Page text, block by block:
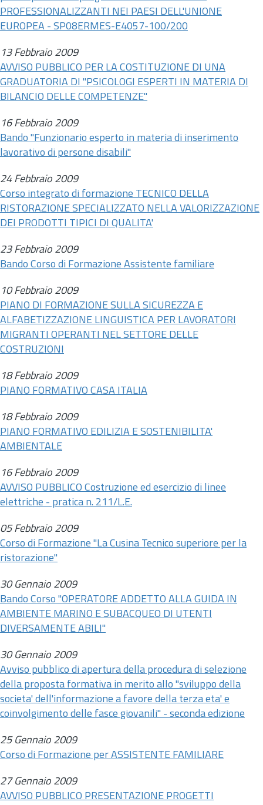
PROFESSIONALIZZANTI NEI PAESI DELL'UNIONE
EUROPEA - SP08ERMES-E4057-100/200
13 Febbraio 2009
AVVISO PUBBLICO PER LA COSTITUZIONE DI UNA
GRADUATORIA DI "PSICOLOGI ESPERTI IN MATERIA DI
BILANCIO DELLE COMPETENZE"
16 Febbraio 2009
Bando "Funzionario esperto in materia di inserimento
lavorativo di persone disabili"
24 Febbraio 2009
Corso integrato di formazione TECNICO DELLA
RISTORAZIONE SPECIALIZZATO NELLA VALORIZZAZIONE
DEI PRODOTTI TIPICI DI QUALITA'
23 Febbraio 2009
Bando Corso di Formazione Assistente familiare
10 Febbraio 2009
PIANO DI FORMAZIONE SULLA SICUREZZA E
ALFABETIZZAZIONE LINGUISTICA PER LAVORATORI
MIGRANTI OPERANTI NEL SETTORE DELLE
COSTRUZIONI
18 Febbraio 2009
PIANO FORMATIVO CASA ITALIA
18 Febbraio 2009
PIANO FORMATIVO EDILIZIA E SOSTENIBILITA'
AMBIENTALE
16 Febbraio 2009
AVVISO PUBBLICO Costruzione ed esercizio di linee
elettriche - pratica n. 211/L.E.
05 Febbraio 2009
Corso di Formazione "La Cusina Tecnico superiore per la
ristorazione"
30 Gennaio 2009
Bando Corso "OPERATORE ADDETTO ALLA GUIDA IN
AMBIENTE MARINO E SUBACQUEO DI UTENTI
DIVERSAMENTE ABILI"
30 Gennaio 2009
Avviso pubblico di apertura della procedura di selezione
della proposta formativa in merito allo "sviluppo della
societa' dell'informazione a favore della terza eta' e
coinvolgimento delle fasce giovanili" - seconda edizione
25 Gennaio 2009
Corso di Formazione per ASSISTENTE FAMILIARE
27 Gennaio 2009
AVVISO PUBBLICO PRESENTAZIONE PROGETTI